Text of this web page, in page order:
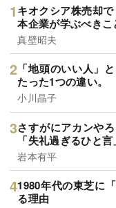
キオクシア株売却
本企業が学ぶべきこ
真壁昭夫
「地頭のいい人」
たった1つの違い。
小川晶子
さすがにアカンや
「失礼過ぎるひと言
岩本有平
1980年代の東芝に
る理由